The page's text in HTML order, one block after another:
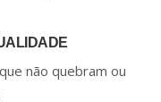
não quebram ou